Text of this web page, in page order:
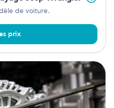
de voiture.
prix